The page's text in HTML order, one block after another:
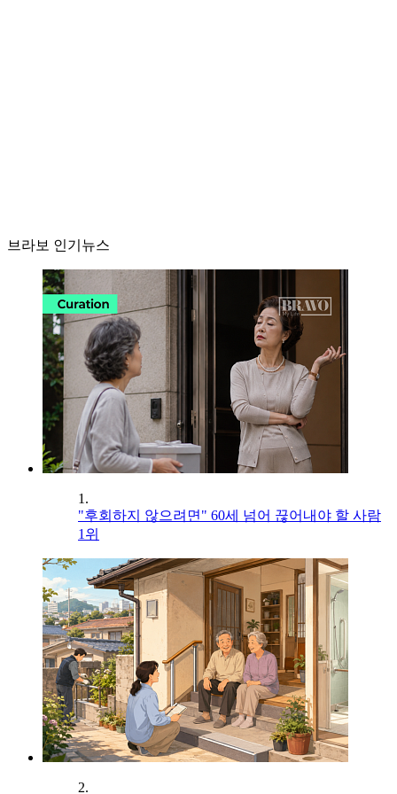
브라보 인기뉴스
1.
"후회하지 않으려면" 60세 넘어 끊어내야 할 사람
1위
2.